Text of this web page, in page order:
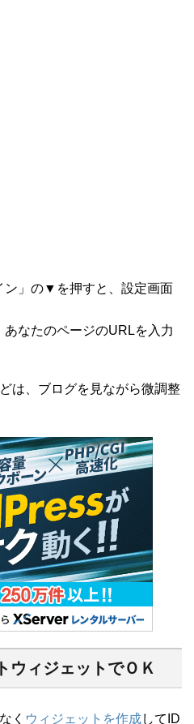
ン」の▼を押すと、設定画面
なたのページのURLを入力
は、ブログを見ながら微調整
ウィジェットでＯＫ
く ウィジェットを作成してID